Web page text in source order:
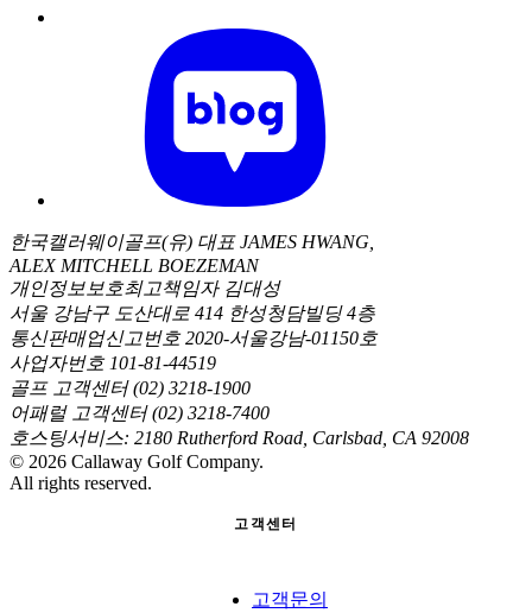
한국캘러웨이골프(유) 대표 JAMES HWANG,
ALEX MITCHELL BOEZEMAN
개인정보보호최고책임자 김대성
서울 강남구 도산대로 414 한성청담빌딩 4층
통신판매업신고번호 2020-서울강남-01150호
사업자번호 101-81-44519
골프 고객센터 (02) 3218-1900
어패럴 고객센터 (02) 3218-7400
호스팅서비스: 2180 Rutherford Road, Carlsbad, CA 92008
© 2026 Callaway Golf Company.
All rights reserved.
고객센터
고객문의